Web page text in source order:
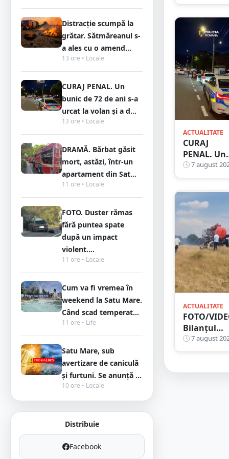
Distracție scumpă la
grătar. Sătmăreanul s-
a ales cu o amend...
13 ore • Locale
CURAJ PENAL. Un
bunic de 72 de ani s-a
urcat la volan și a d...
13 ore • Locale
DRAMĂ. Bărbat găsit
mort, astăzi, într-un
apartament din Sat...
11 ore • Locale
FOTO. Duster rămas
fără puntea spate
după un impact
violent....
11 ore • Locale
Cum va fi vremea în
weekend la Satu Mare.
Când scad temperat...
11 ore • Life
Satu Mare, sub
avertizare de caniculă
și furtuni. Se anunță ...
10 ore • Locale
Distribuie
Facebook
volan cu
1,75 g/l
alcool în
sânge.
Fusese
reclamat la
112 că
circula pe
contrasens
ACTUALITATE
CURAJ
PENAL. Un
bunic de 72
de ani s-a
urcat la
volan și a
dat nas în
nas cu
Poliția
Mare
7 august
ACTUALITATE
FOTO/
Bilanțul
Zeci de
hectare
7 august